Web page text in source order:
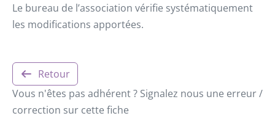
Le bureau de l’association vérifie systématiquement
les modifications apportées.
Retour
Vous n'êtes pas adhérent ? Signalez nous une erreur /
correction sur cette fiche